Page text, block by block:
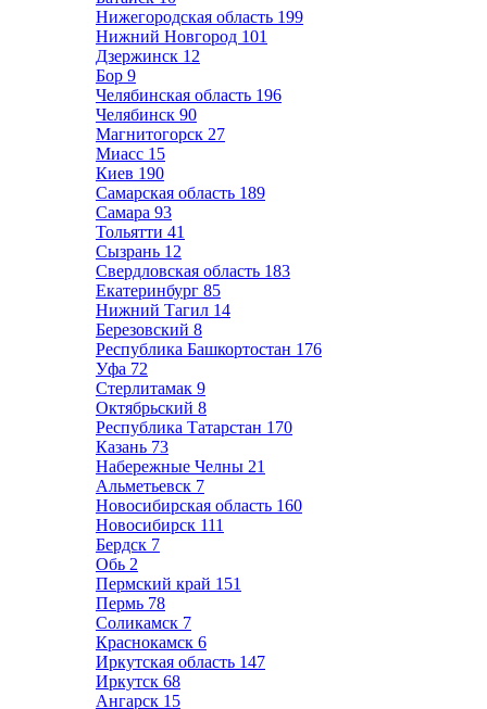
Нижегородская область 199
Нижний Новгород 101
Дзержинск 12
Бор 9
Челябинская область 196
Челябинск 90
Магнитогорск 27
Миасс 15
Киев 190
Самарская область 189
Самара 93
Тольятти 41
Сызрань 12
Свердловская область 183
Екатеринбург 85
Нижний Тагил 14
Березовский 8
Республика Башкортостан 176
Уфа 72
Стерлитамак 9
Октябрьский 8
Республика Татарстан 170
Казань 73
Набережные Челны 21
Альметьевск 7
Новосибирская область 160
Новосибирск 111
Бердск 7
Обь 2
Пермский край 151
Пермь 78
Соликамск 7
Краснокамск 6
Иркутская область 147
Иркутск 68
Ангарск 15